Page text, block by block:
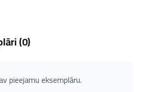
(0)
pieejamu eksemplāru.